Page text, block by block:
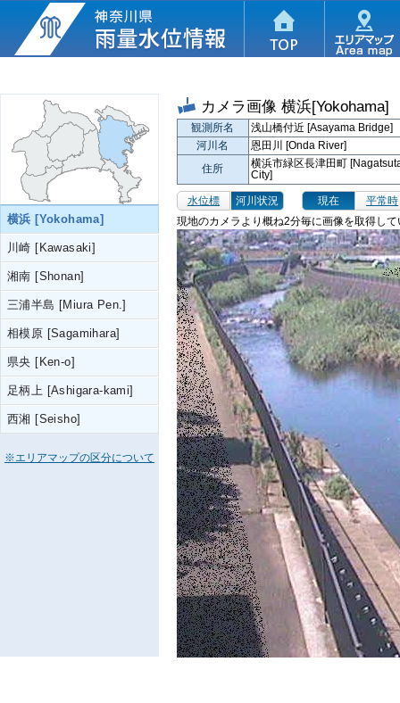
横浜 [Yokohama]
川崎 [Kawasaki]
湘南 [Shonan]
三浦半島 [Miura Pen.]
相模原 [Sagamihara]
県央 [Ken-o]
足柄上 [Ashigara-kami]
西湘 [Seisho]
※エリアマップの区分について
カメラ画像 横浜[Yokohama]
観測所名
浅山橋付近 [Asayama Bridge]
河川名
恩田川 [Onda River]
住所
横浜市緑区長津田町
City]
水位標 河川状況 現在
平常時
現地のカメラより概ね2分毎に画像を取得し